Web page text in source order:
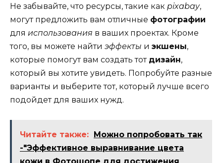
Не забывайте, что ресурсы, такие как pixabay,
могут предложить вам отличные фотографии
для использования в ваших проектах. Кроме
того, вы можете найти эффекты и экшены,
которые помогут вам создать тот дизайн,
который вы хотите увидеть. Попробуйте разные
варианты и выберите тот, который лучше всего
подойдет для ваших нужд.
Читайте также:
Можно попробовать так
-"Эффективное выравнивание цвета